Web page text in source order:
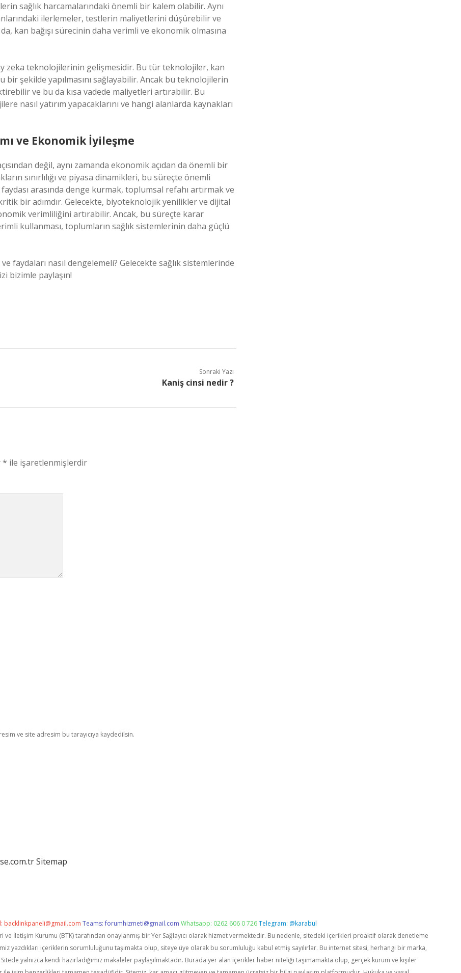
sağlık harcamalarındaki önemli bir kalem olabilir. Aynı
ilerlemeler, testlerin maliyetlerini düşürebilir ve
kan bağışı sürecinin daha verimli ve ekonomik olmasına
zeka teknolojilerinin gelişmesidir. Bu tür teknolojiler, kan
bir şekilde yapılmasını sağlayabilir. Ancak bu teknolojilerin
ve bu da kısa vadede maliyetleri artırabilir. Bu
nasıl yatırım yapacaklarını ve hangi alanlarda kaynakları
ve Ekonomik İyileşme
değil, aynı zamanda ekonomik açıdan da önemli bir
sınırlılığı ve piyasa dinamikleri, bu süreçte önemli
arasında denge kurmak, toplumsal refahı artırmak ve
bir adımdır. Gelecekte, biyoteknolojik yenilikler ve dijital
verimliliğini artırabilir. Ancak, bu süreçte karar
kullanması, toplumların sağlık sistemlerinin daha güçlü
faydaları nasıl dengelemeli? Gelecekte sağlık sistemlerinde
bizimle paylaşın!
Sonraki Yazı
Kaniş cinsi nedir ?
* ile işaretlenmişlerdir
ve site adresim bu tarayıcıya kaydedilsin.
Sitemap
backlinkpaneli@gmail.com Teams:forumhizmeti@gmail.com Whatsapp: 0262 606 0 726Telegram: @karabul
ve İletişim Kurumu (BTK) tarafından onaylanmış bir Yer Sağlayıcı olarak hizmet vermektedir. Bu nedenle, sitedeki içerikleri proaktif olarak denetleme
yazdıkları içeriklerin sorumluluğunu taşımakta olup, siteye üye olarak bu sorumluluğu kabul etmiş sayılırlar. Bu internet sitesi, herhangi bir marka,
yalnızca kendi hazırladığımız makaleler paylaşılmaktadır. Burada yer alan içerikler haber niteliği taşımamakta olup, gerçek kurum ve kişiler